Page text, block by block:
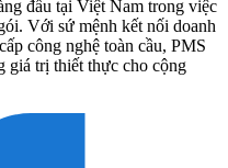
đầu tại Việt Nam trong việc
Với sứ mệnh kết nối doanh
công nghệ toàn cầu, PMS
giá trị thiết thực cho cộng